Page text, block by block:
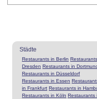
Städte
Restaurants in Berlin
Dresden Restaurants in
Restaurants in Düsseldorf
Restaurants in Essen
in Frankfurt Restaurants in
Restaurants in Köln Restaurants